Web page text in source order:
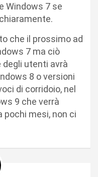
Windows 7 se
che il prossimo ad
7 ma ciò
degli utenti avrà
8 o versioni
di corridoio, nel
9 che verrà
mesi, non ci